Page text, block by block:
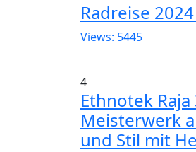
Radreise 2024
Views: 5445
4
Ethnotek Raja
Meisterwerk
und Stil mit